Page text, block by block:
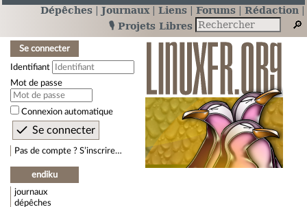
Dépêches Journaux Liens Forums
Rédaction
🎙️ Projets Libres
Se connecter
Identifiant
Mot de passe
Connexion automatique
Pas de compte ? S’inscrire…
endiku
journaux
dépêches